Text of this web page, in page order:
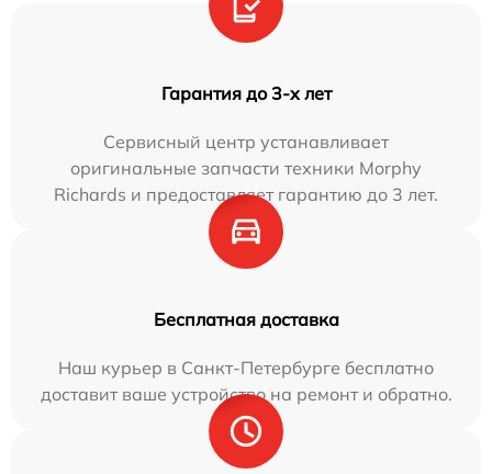
Гарантия до 3-х лет
Сервисный центр устанавливает
оригинальные запчасти техники Morphy
Richards и предоставляет гарантию до 3 лет.
Бесплатная доставка
Наш курьер в Санкт-Петербурге бесплатно
доставит ваше устройство на ремонт и обратно.